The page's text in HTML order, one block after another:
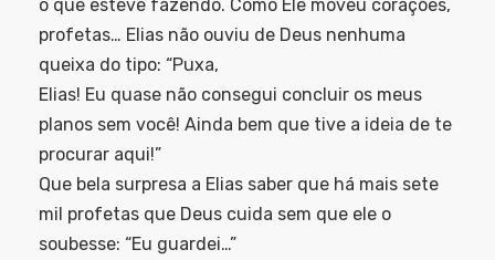
o que esteve fazendo. Como Ele moveu corações,
profetas… Elias não ouviu de Deus nenhuma
queixa do tipo: “Puxa,
Elias! Eu quase não consegui concluir os meus
planos sem você! Ainda bem que tive a ideia de te
procurar aqui!”
Que bela surpresa a Elias saber que há mais sete
mil profetas que Deus cuida sem que ele o
soubesse: “Eu guardei…”